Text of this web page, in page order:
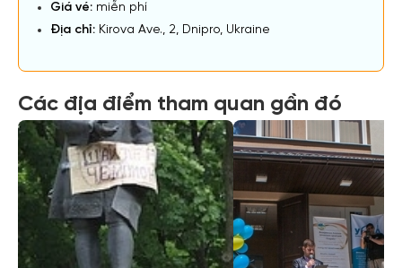
Giá vé: miễn phí
Địa chỉ: Kirova Ave., 2, Dnipro, Ukraine
Các địa điểm tham quan gần đó